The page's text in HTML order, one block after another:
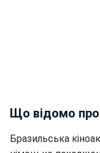
Що відомо
Бразильська